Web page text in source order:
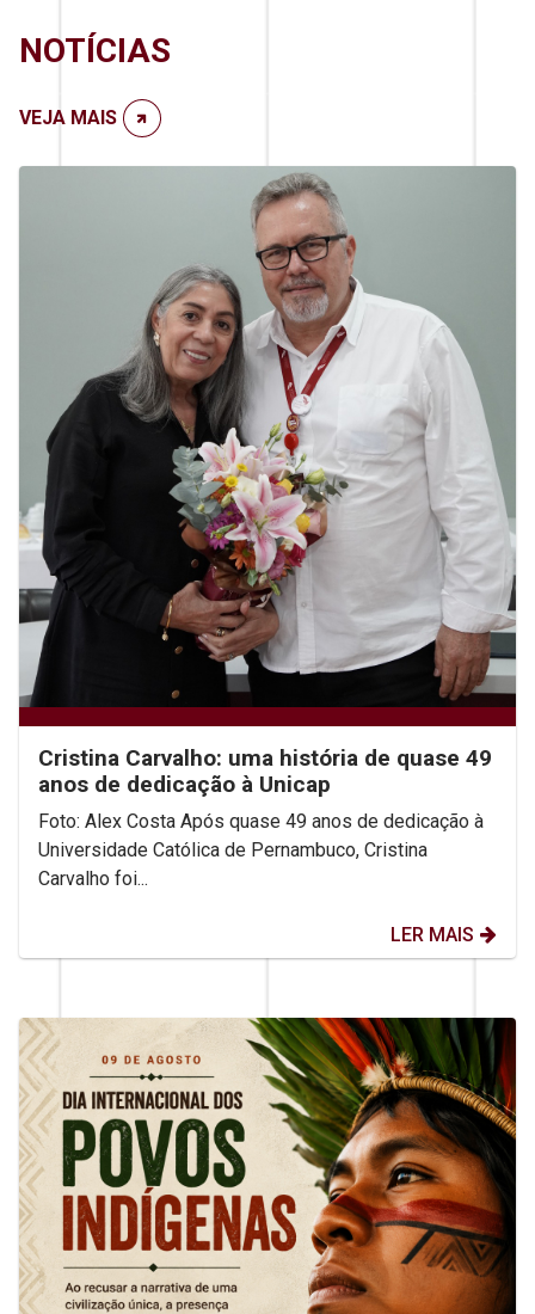
NOTÍCIAS
VEJA MAIS
Cristina Carvalho: uma história de quase 49
anos de dedicação à Unicap
Foto: Alex Costa Após quase 49 anos de dedicação à
Universidade Católica de Pernambuco, Cristina
Carvalho foi...
LER MAIS